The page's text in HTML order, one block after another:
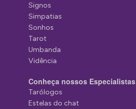
Signos
Simpatias
Sonhos
Tarot
Umbanda
Vidência
Conheça nossos Especialistas
Tarólogos
Estelas do chat